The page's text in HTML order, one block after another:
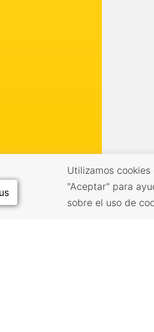
Utilizamos
"Aceptar" para
sobre el uso de